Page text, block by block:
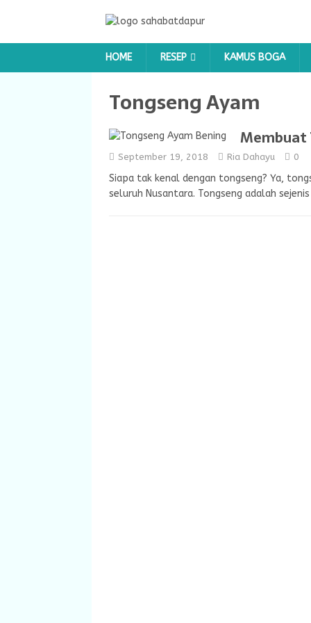
HOME RESEP KAMUS BOGA
Tongseng Ayam
Membuat
September 19, 2018 Ria Dahayu 0
Siapa tak kenal dengan tongseng? Ya,
seluruh Nusantara. Tongseng adalah